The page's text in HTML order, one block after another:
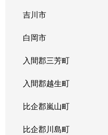
吉川市
白岡市
入間郡三芳町
入間郡越生町
比企郡嵐山町
比企郡川島町